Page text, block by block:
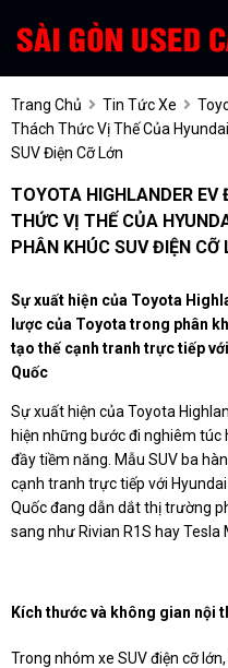
Trang Chủ Tin Tức Xe
Thách Thức Vị Thế Của
SUV Điện Cỡ Lớn
TOYOTA HIGHLANDER EV
THỨC VỊ THẾ CỦA
PHÂN KHÚC SUV ĐIỆN CỠ
Sự xuất hiện của Toyota
lược của Toyota trong phân
tạo thế cạnh tranh trực tiếp
Quốc
Sự xuất hiện của Toyota
hiện những bước đi nghiêm túc
đầy tiềm năng. Mẫu SUV ba
cạnh tranh trực tiếp với Hyundai
Quốc đang dẫn dắt thị trường
sang như Rivian R1S hay Tesla
Kích thước và không gian nội
Trong nhóm xe SUV điện cỡ